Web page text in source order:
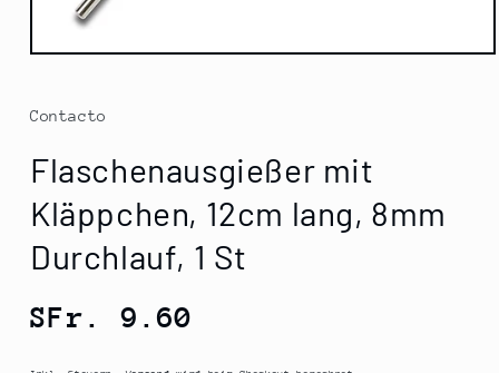
Medien
Modal
öffnen
Contacto
Flaschenausgießer mit
Kläppchen, 12cm lang, 8mm
Durchlauf, 1 St
Normaler
SFr. 9.60